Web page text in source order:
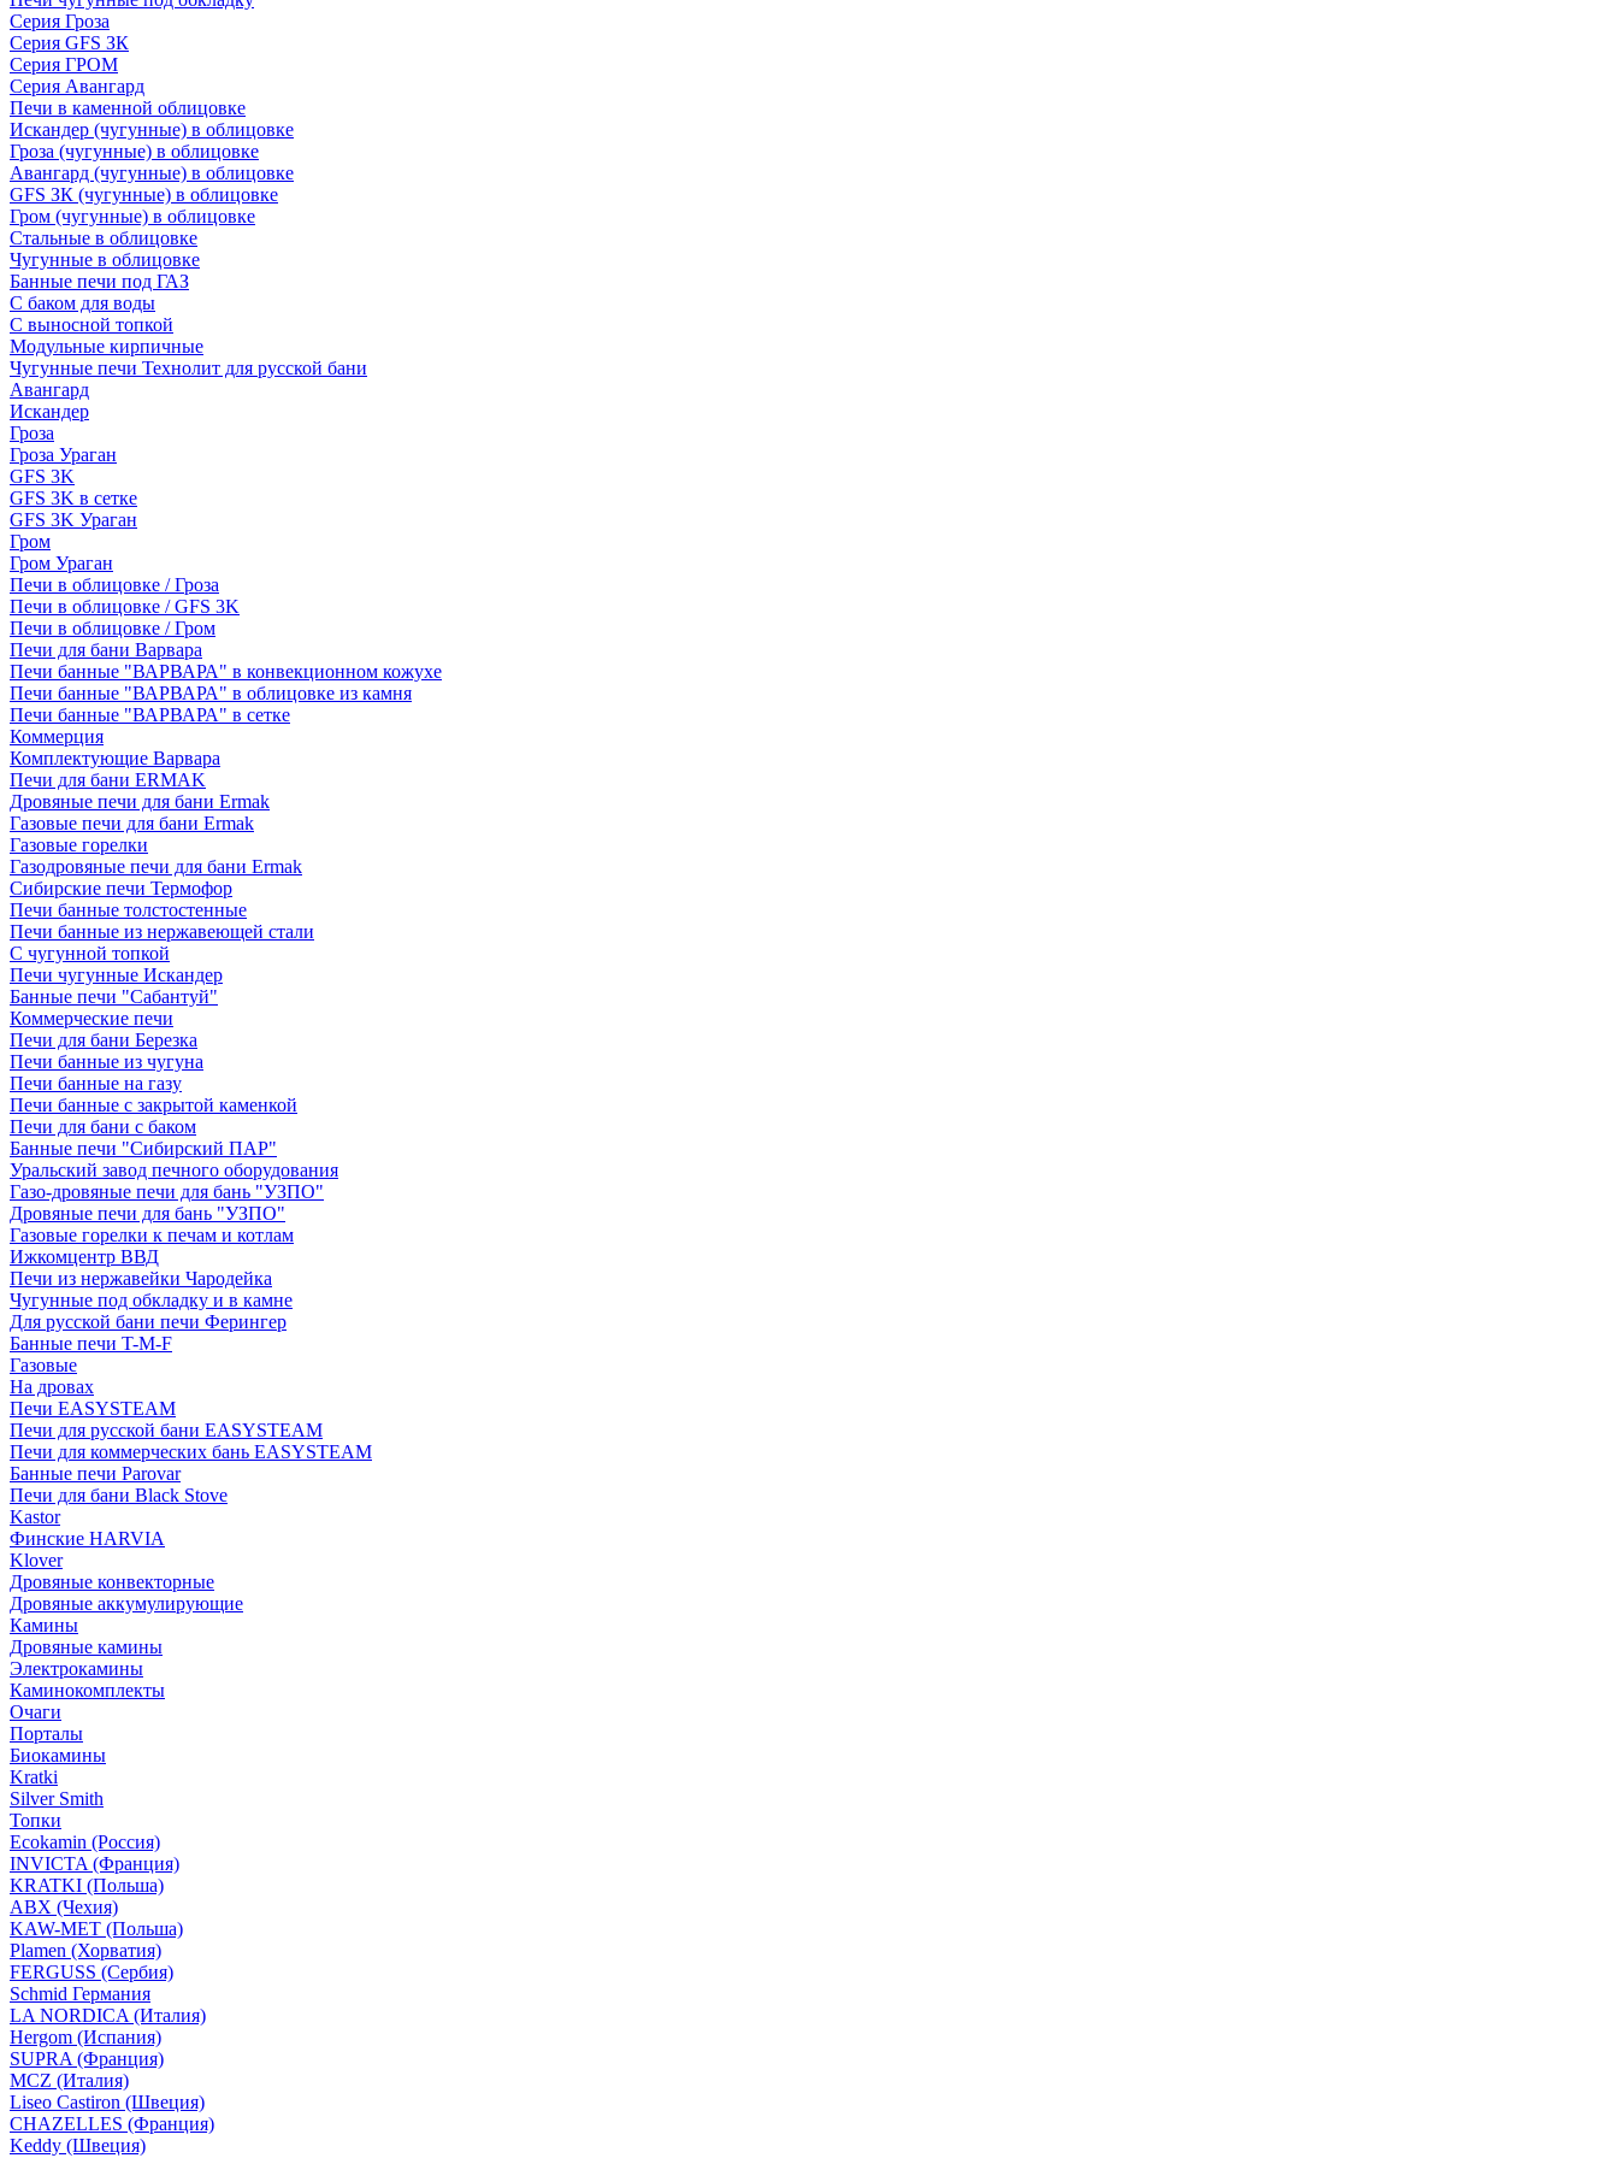
Серия Гроза
Серия GFS ЗК
Серия ГРОМ
Серия Авангард
Печи в каменной облицовке
Искандер (чугунные) в облицовке
Гроза (чугунные) в облицовке
Авангард (чугунные) в облицовке
GFS ЗК (чугунные) в облицовке
Гром (чугунные) в облицовке
Стальные в облицовке
Чугунные в облицовке
Банные печи под ГАЗ
С баком для воды
С выносной топкой
Модульные кирпичные
Чугунные печи Технолит для русской бани
Авангард
Искандер
Гроза
Гроза Ураган
GFS 3K
GFS 3K в сетке
GFS 3K Ураган
Гром
Гром Ураган
Печи в облицовке / Гроза
Печи в облицовке / GFS 3K
Печи в облицовке / Гром
Печи для бани Варвара
Печи банные "ВАРВАРА" в конвекционном кожухе
Печи банные "ВАРВАРА" в облицовке из камня
Печи банные "ВАРВАРА" в сетке
Коммерция
Комплектующие Варвара
Печи для бани ERMAK
Дровяные печи для бани Ermak
Газовые печи для бани Ermak
Газовые горелки
Газодровяные печи для бани Ermak
Сибирские печи Термофор
Печи банные толстостенные
Печи банные из нержавеющей стали
С чугунной топкой
Печи чугунные Искандер
Банные печи "Сабантуй"
Коммерческие печи
Печи для бани Березка
Печи банные из чугуна
Печи банные на газу
Печи банные с закрытой каменкой
Печи для бани с баком
Банные печи "Сибирский ПАР"
Уральский завод печного оборудования
Газо-дровяные печи для бань "УЗПО"
Дровяные печи для бань "УЗПО"
Газовые горелки к печам и котлам
Ижкомцентр ВВД
Печи из нержавейки Чародейка
Чугунные под обкладку и в камне
Для русской бани печи Ферингер
Банные печи T-M-F
Газовые
На дровах
Печи EASYSTEAM
Печи для русской бани EASYSTEAM
Печи для коммерческих бань EASYSTEAM
Банные печи Parovar
Печи для бани Black Stove
Kastor
Финские HARVIA
Klover
Дровяные конвекторные
Дровяные аккумулирующие
Камины
Дровяные камины
Электрокамины
Каминокомплекты
Очаги
Порталы
Биокамины
Kratki
Silver Smith
Топки
Ecokamin (Россия)
INVICTA (Франция)
KRATKI (Польша)
ABX (Чехия)
KAW-MET (Польша)
Plamen (Хорватия)
FERGUSS (Сербия)
Schmid Германия
LA NORDICA (Италия)
Hergom (Испания)
SUPRA (Франция)
MCZ (Италия)
Liseo Castiron (Швеция)
CHAZELLES (Франция)
Keddy (Швеция)